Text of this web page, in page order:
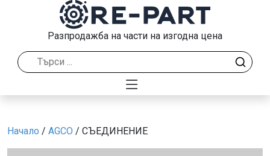
Разпродажба на части на изгодна цена
Начало / AGCO / СЪЕДИНЕНИЕ